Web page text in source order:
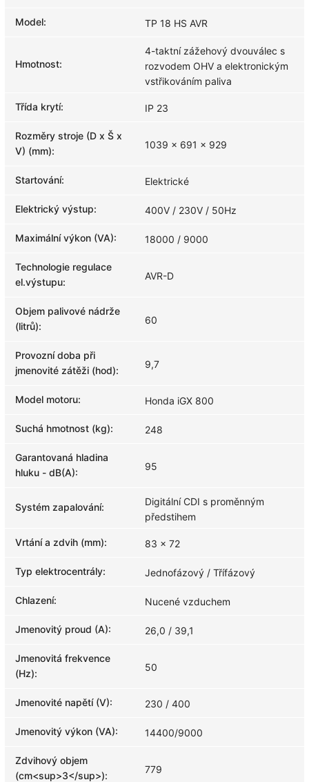
Model: TP 18 HS AVR
Hmotnost:
4-taktní zážehový dvouválec s
rozvodem OHV a elektronickým
vstřikováním paliva
Třída krytí: IP 23
Rozměry stroje (D x Š x
V) (mm):
1039 x 691 x 929
Startování: Elektrické
Elektrický výstup: 400V / 230V / 50Hz
Maximální výkon (VA): 18000 / 9000
Technologie regulace
el.výstupu:
AVR-D
Objem palivové nádrže
(litrů):
60
Provozní doba při
jmenovité zátěži (hod):
9,7
Model motoru: Honda iGX 800
Suchá hmotnost (kg): 248
Garantovaná hladina
hluku - dB(A):
95
Systém zapalování:
Digitální CDI s proměnným
předstihem
Vrtání a zdvih (mm): 83 x 72
Typ elektrocentrály: Jednofázový / Třífázový
Chlazení: Nucené vzduchem
Jmenovitý proud (A): 26,0 / 39,1
Jmenovitá frekvence
(Hz):
50
Jmenovité napětí (V): 230 / 400
Jmenovitý výkon (VA): 14400/9000
Zdvihový objem
(cm<sup>3</sup>):
779